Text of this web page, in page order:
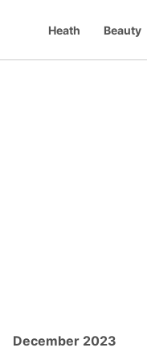
Heath Beauty
December 2023